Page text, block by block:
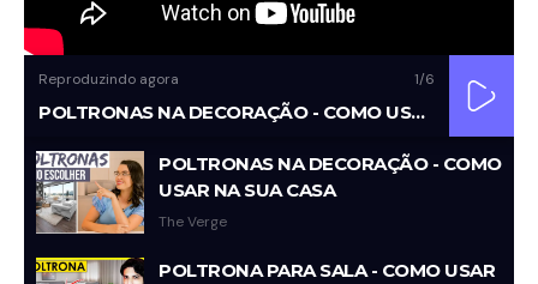
Reproduzindo agora 1/6
POLTRONAS NA DECORAÇÃO - COMO USAR NA SUA CASA
POLTRONAS NA DECORAÇÃO - COMO
USAR NA SUA CASA
The Verge
POLTRONA PARA SALA - COMO USAR